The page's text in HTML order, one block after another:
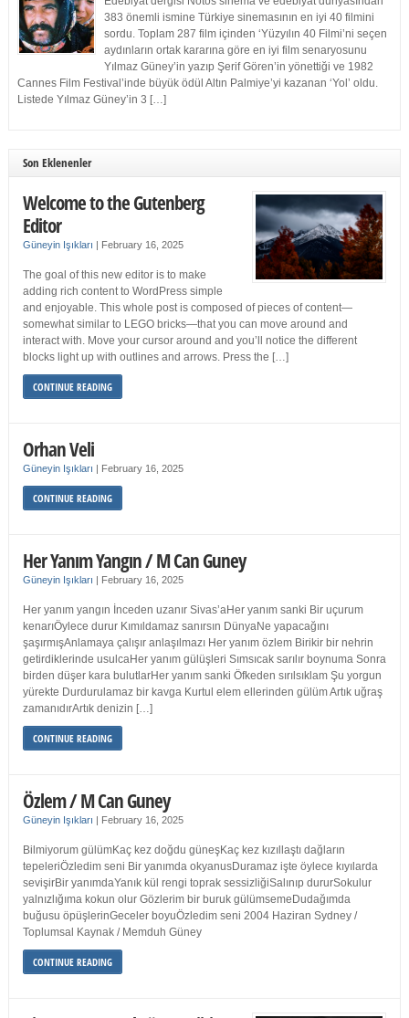
383 önemli ismine Türkiye sinemasının en iyi 40 filmini
sordu. Toplam 287 film içinden ‘Yüzyılın 40 Filmi’ni seçen
aydınların ortak kararına göre en iyi film senaryosunu
Yılmaz Güney’in yazıp Şerif Gören’in yönettiği ve 1982
Cannes Film Festival’inde büyük ödül Altın Palmiye’yi kazanan ‘Yol’ oldu.
Listede Yılmaz Güney’in 3 […]
Son Eklenenler
Welcome to the Gutenberg
Editor
Güneyin Işıkları | February 16, 2025
The goal of this new editor is to make
adding rich content to WordPress simple
and enjoyable. This whole post is composed of pieces of content—
somewhat similar to LEGO bricks—that you can move around and
interact with. Move your cursor around and you’ll notice the different
blocks light up with outlines and arrows. Press the […]
CONTINUE READING
Orhan Veli
Güneyin Işıkları | February 16, 2025
CONTINUE READING
Her Yanım Yangın / M Can Guney
Güneyin Işıkları | February 16, 2025
Her yanım yangın İnceden uzanır Sivas’aHer yanım sanki Bir uçurum
kenarıÖylece durur Kımıldamaz sanırsın DünyaNe yapacağını
şaşırmışAnlamaya çalışır anlaşılmazı Her yanım özlem Birikir bir nehrin
getirdiklerinde usulcaHer yanım gülüşleri Sımsıcak sarılır boynuma Sonra
birden düşer kara bulutlarHer yanım sanki Öfkeden sırılsıklam Şu yorgun
yürekte Durdurulamaz bir kavga Kurtul elem ellerinden gülüm Artık uğraş
zamanıdırArtık denizin […]
CONTINUE READING
Özlem / M Can Guney
Güneyin Işıkları | February 16, 2025
Bilmiyorum gülümKaç kez doğdu güneşKaç kez kızıllaştı dağların
tepeleriÖzledim seni Bir yanımda okyanusDuramaz işte öylece kıyılarda
sevişirBir yanımdaYanık kül rengi toprak sessizliğiSalınıp dururSokulur
yalnızlığıma kokun olur Gözlerim bir buruk gülümsemeDudağımda
buğusu öpüşlerinGeceler boyuÖzledim seni 2004 Haziran Sydney /
Toplumsal Kaynak / Memduh Güney
CONTINUE READING